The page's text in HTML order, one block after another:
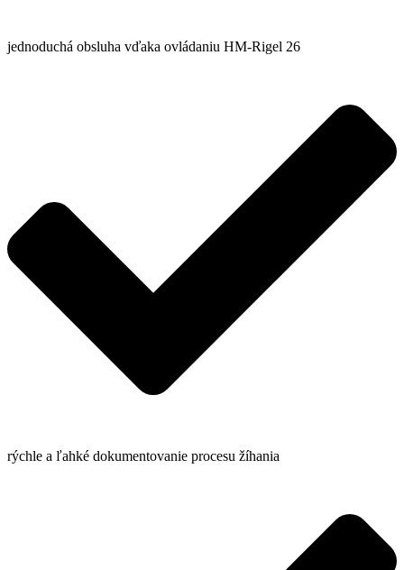
jednoduchá obsluha vďaka ovládaniu HM-Rigel 26
rýchle a ľahké dokumentovanie procesu žíhania